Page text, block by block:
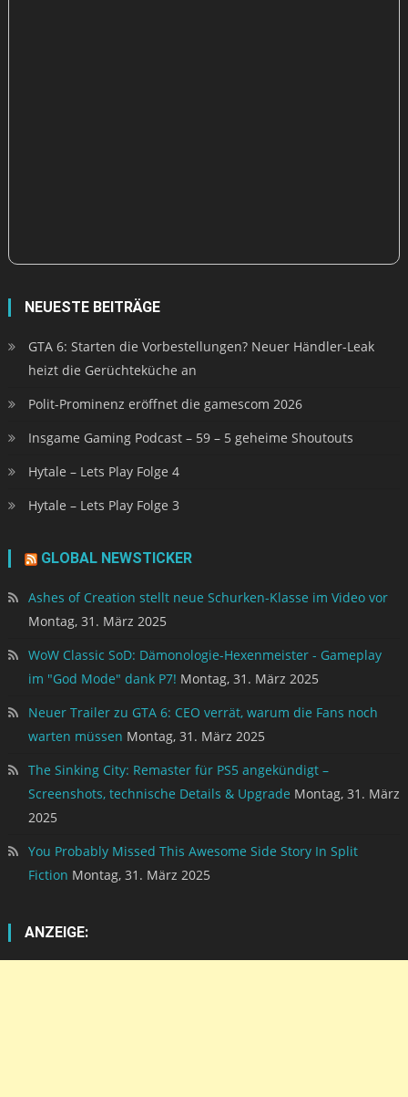
NEUESTE BEITRÄGE
GTA 6: Starten die Vorbestellungen? Neuer Händler-Leak
heizt die Gerüchteküche an
Polit-Prominenz eröffnet die gamescom 2026
Insgame Gaming Podcast – 59 – 5 geheime Shoutouts
Hytale – Lets Play Folge 4
Hytale – Lets Play Folge 3
GLOBAL NEWSTICKER
Ashes of Creation stellt neue Schurken-Klasse im Video vor
Montag, 31. März 2025
WoW Classic SoD: Dämonologie-Hexenmeister - Gameplay
im "God Mode" dank P7! Montag, 31. März 2025
Neuer Trailer zu GTA 6: CEO verrät, warum die Fans noch
warten müssen Montag, 31. März 2025
The Sinking City: Remaster für PS5 angekündigt –
Screenshots, technische Details & Upgrade Montag, 31. März
2025
You Probably Missed This Awesome Side Story In Split
Fiction Montag, 31. März 2025
ANZEIGE: